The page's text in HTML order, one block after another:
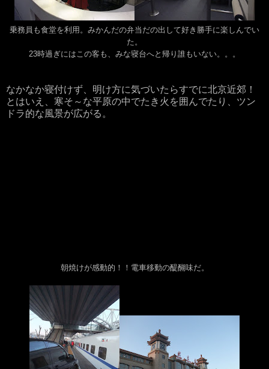
乗務員も食堂を利用。みかんだの弁当だの出して好き勝手に楽しんでい
た。
23時過ぎにはこの客も、みな寝台へと帰り誰もいない。。。
なかなか寝付けず、明け方に気づいたらすでに北京近郊！
とはいえ、寒そ～な平原の中でたき火を囲んでたり、ツン
ドラ的な風景が広がる。
朝焼けが感動的！！電車移動の醍醐味だ。